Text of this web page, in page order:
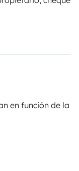
en función de la